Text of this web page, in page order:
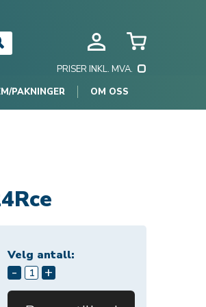
PRISER INKL. MVA.
PAKNINGER OM OSS
Velg antall:
- +